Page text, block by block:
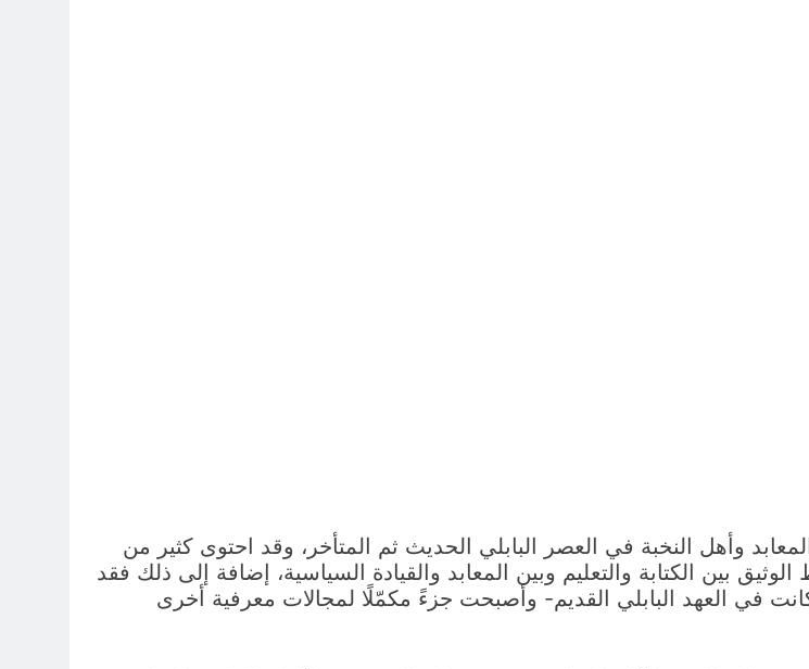
وأهل النخبة في العصر البابلي الحديث ثم المتأخر، وقد احتوى كثير من
بين الكتابة والتعليم وبين المعابد والقيادة السياسية، إضافة إلى ذلك فقد
في العهد البابلي القديم- وأصبحت جزءً مكمّلًا لمجالات معرفية أخرى